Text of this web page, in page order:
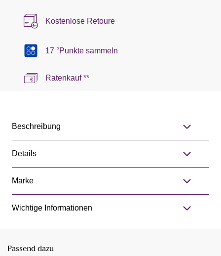
Kostenlose Retoure
17 °Punkte sammeln
Ratenkauf **
Beschreibung
Details
Marke
Wichtige Informationen
Passend dazu